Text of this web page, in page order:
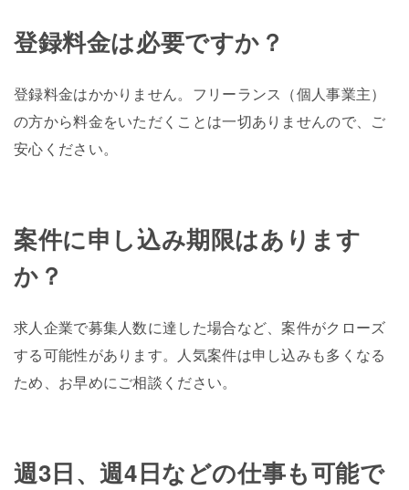
登録料金は必要ですか？
登録料金はかかりません。フリーランス（個人事業主）
の方から料金をいただくことは一切ありませんので、ご
安心ください。
案件に申し込み期限はあります
か？
求人企業で募集人数に達した場合など、案件がクローズ
する可能性があります。人気案件は申し込みも多くなる
ため、お早めにご相談ください。
週3日、週4日などの仕事も可能で